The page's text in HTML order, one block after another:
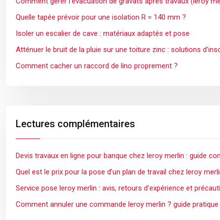
Quelle tapée prévoir pour une isolation R = 140 mm ?
Isoler un escalier de cave : matériaux adaptés et pose
Atténuer le bruit de la pluie sur une toiture zinc : solutions
Comment cacher un raccord de lino proprement ?
Lectures complémentaires
Devis travaux en ligne pour banque chez leroy merlin : guide
Quel est le prix pour la pose d’un plan de travail chez leroy
Service pose leroy merlin : avis, retours d’expérience et
Comment annuler une commande leroy merlin ? guide pratique